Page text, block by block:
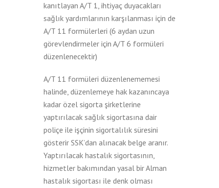
kanıtlayan A/T 1, ihtiyaç duyacakları
sağlık yardımlarının karşılanması için de
A/T 11 formülerleri (6 aydan uzun
görevlendirmeler için A/T 6 formüleri
düzenlenecektir)
A/T 11 formüleri düzenlenememesi
halinde, düzenlemeye hak kazanıncaya
kadar özel sigorta şirketlerine
yaptırılacak sağlık sigortasına dair
poliçe ile işçinin sigortalılık süresini
gösterir SSK’dan alınacak belge aranır.
Yaptırılacak hastalık sigortasının,
hizmetler bakımından yasal bir Alman
hastalık sigortası ile denk olması